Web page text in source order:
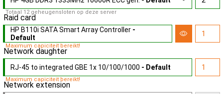
Totaal 12 geheugensloten op deze server
Raid card
HP B110i SATA Smart Array Controller -
Default
Maximum capiciteit bereikt!
Network daughter
RJ-45 to integrated GBE 1x 10/100/1000 - Default
Maximum capiciteit bereikt!
Network extension